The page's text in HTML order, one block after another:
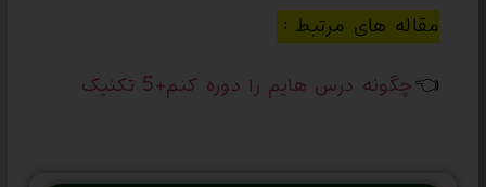
مقاله های مرتبط :
👈چگونه درس هایم را دوره کنم+5 تکنیک